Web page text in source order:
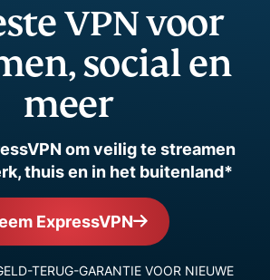
VPN voor
social en
meer
om veilig te streamen
thuis en in het buitenland*
ExpressVPN
TERUG-GARANTIE VOOR NIEUWE